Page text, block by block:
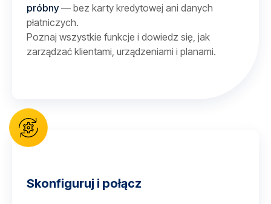
próbny— bez karty kredytowej ani danych
płatniczych.
Poznaj wszystkie funkcje i dowiedz się, jak
zarządzać klientami, urządzeniami i planami.
Skonfiguruj i połącz